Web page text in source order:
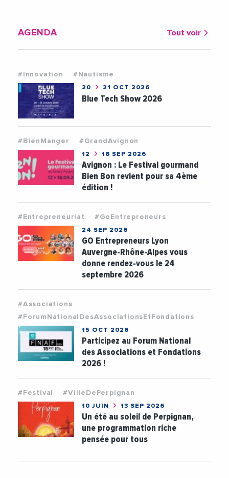
AGENDA Tout voir
#Innovation #Nautisme
20 21 OCT 2026
Blue Tech Show 2026
#BienManger #GrandAvignon
12 18 SEP 2026
Avignon : Le Festival gourmand
Bien Bon revient pour sa 4ème
édition !
#Entrepreneuriat #GoEntrepreneurs
24 SEP 2026
GO Entrepreneurs Lyon
Auvergne-Rhône-Alpes vous
donne rendez-vous le 24
septembre 2026
#Associations
#ForumNationalDesAssociationsEtFondations
15 OCT 2026
Participez au Forum National
des Associations et Fondations
2026 !
#Festival #VilleDePerpignan
10 JUIN 13 SEP 2026
Un été au soleil de Perpignan,
une programmation riche
pensée pour tous